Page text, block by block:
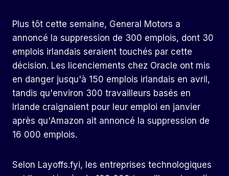
Plus tôt cette semaine, General Motors a
annoncé la suppression de 300 emplois, dont 30
emplois irlandais seraient touchés par cette
décision. Les licenciements chez Oracle ont mis
en danger jusqu'à 150 emplois irlandais en avril,
tandis qu'environ 300 travailleurs basés en
Irlande craignaient pour leur emploi en janvier
après qu'Amazon ait annoncé la suppression de
16 000 emplois.
Selon Layoffs.fyi, les entreprises technologiques